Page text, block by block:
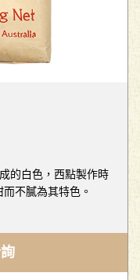
的白色，西點製作時
不膩為其特色。